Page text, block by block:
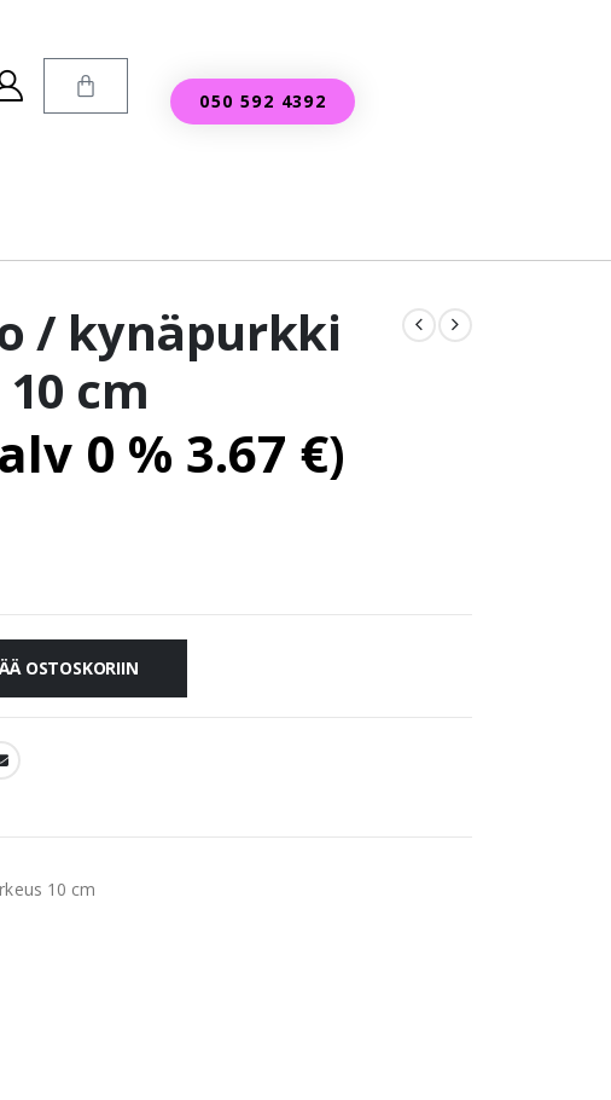
050 592 4392
/ kynäpurkki
cm
0 % 3.67 €)
OSTOSKORIIN
10 cm